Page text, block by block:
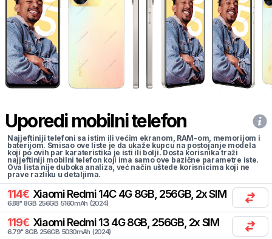
Uporedi mobilni telefon
Najjeftiniji telefoni sa istim ili većim ekranom, RAM-om, memorijom i
baterijom. Smisao ove liste je da ukaže kupcu na postojanje modela
koji po ovih par karateristika je isti ili bolji. Dosta korisnika traži
najjeftiniji mobilni telefon koji ima samo ove bazične parametre iste.
Ova lista nije duboka analiza, već način uštede korisnicima koji ne
prave razliku u detaljima.
114€ Xiaomi Redmi 14C 4G 8GB, 256GB, 2x SIM
6.88" 8GB 256GB 5160mAh (2024)
119€ Xiaomi Redmi 13 4G 8GB, 256GB, 2x SIM
6.79" 8GB 256GB 5030mAh (2024)